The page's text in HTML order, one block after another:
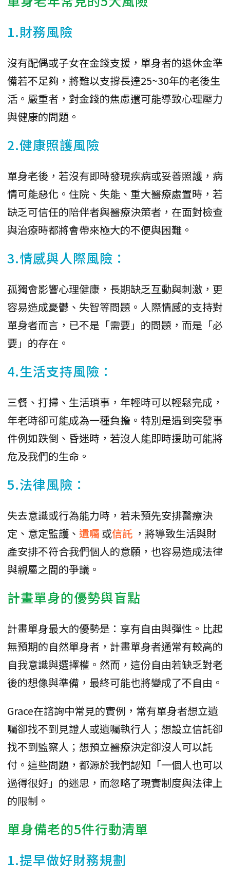
1.財務風險
沒有配偶或子女在金錢支援，單身者的退休金準
備若不足夠，將難以支撐長達25~30年的老後生
活。嚴重者，對金錢的焦慮還可能導致心理壓力
與健康的問題。
2.健康照護風險
單身老後，若沒有即時發現疾病或妥善照護，病
情可能惡化。住院、失能、重大醫療處置時，若
缺乏可信任的陪伴者與醫療決策者，在面對檢查
與治療時都將會帶來極大的不便與困難。
3.情感與人際風險：
孤獨會影響心理健康，長期缺乏互動與刺激，更
容易造成憂鬱、失智等問題。人際情感的支持對
單身者而言，已不是「需要」的問題，而是「必
要」的存在。
4.生活支持風險：
三餐、打掃、生活瑣事，年輕時可以輕鬆完成，
年老時卻可能成為一種負擔。特別是遇到突發事
件例如跌倒、昏迷時，若沒人能即時援助可能將
危及我們的生命。
5.法律風險：
失去意識或行為能力時，若未預先安排醫療決
定、意定監護、 遺囑 或信託 ，將導致生活與財
產安排不符合我們個人的意願，也容易造成法律
與親屬之間的爭議。
計畫單身的優勢與盲點
計畫單身最大的優勢是：享有自由與彈性。比起
無預期的自然單身者，計畫單身者通常有較高的
自我意識與選擇權。然而，這份自由若缺乏對老
後的想像與準備，最終可能也將變成了不自由。
Grace在諮詢中常見的實例，常有單身者想立遺
囑卻找不到見證人或遺囑執行人；想設立信託卻
找不到監察人；想預立醫療決定卻沒人可以託
付。這些問題，都源於我們認知「一個人也可以
過得很好」的迷思，而忽略了現實制度與法律上
的限制。
單身備老的5件行動清單
1.提早做好財務規劃